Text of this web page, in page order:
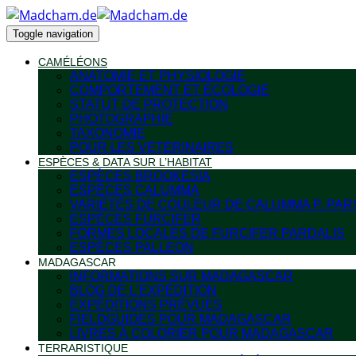
Toggle navigation
CAMÉLÉONS
ANATOMIE ET PHYSIOLOGIE
COMPORTEMENT ET ÉCOLOGIE
STATUT DE PROTECTION
PHOTOGRAPHIE
TAXONOMIE
POUR LES VÉTÉRINAIRES
ESPÈCES & DATA SUR L’HABITAT
ESPÈCES BROOKESIA
ESPÈCES CALUMMA
VARIÉTÉS DE COULEUR DE CALUMMA P.
ESPÈCES FURCIFER
FORMES LOCALES DE FURCIFER PARDALIS
ESPÈCES PALLEON
MADAGASCAR
INFORMATIONS SUR MADAGASCAR
BLOG DE L’EXPÉDITION
EXPÉDITIONS PRÉVUES
FIELDGUIDES POUR MADAGASCAR
LIVRES À COLORIER POUR MADAGASCAR
TERRARISTIQUE